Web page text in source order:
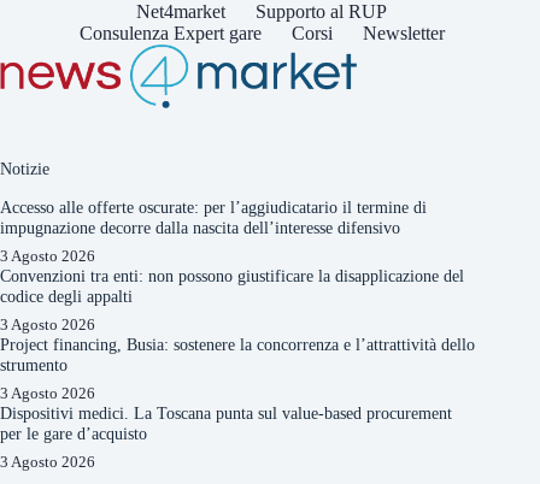
Net4market
Supporto al RUP
Consulenza Expert gare
Corsi Newsletter
Notizie
Accesso alle offerte oscurate: per l’aggiudicatario il termine di
impugnazione decorre dalla nascita dell’interesse difensivo
3 Agosto 2026
Convenzioni tra enti: non possono giustificare la disapplicazione del
codice degli appalti
3 Agosto 2026
Project financing, Busia: sostenere la concorrenza e l’attrattività dello
strumento
3 Agosto 2026
Dispositivi medici. La Toscana punta sul value-based procurement
per le gare d’acquisto
3 Agosto 2026